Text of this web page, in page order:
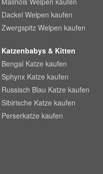
Dackel Welpen kaufen
Zwergspitz Welpen kaufen
Katzenbabys & Kitten
Bengal Katze kaufen
Sphynx Katze kaufen
Russisch Blau Katze kaufen
Sibirische Katze kaufen
Perserkatze kaufen